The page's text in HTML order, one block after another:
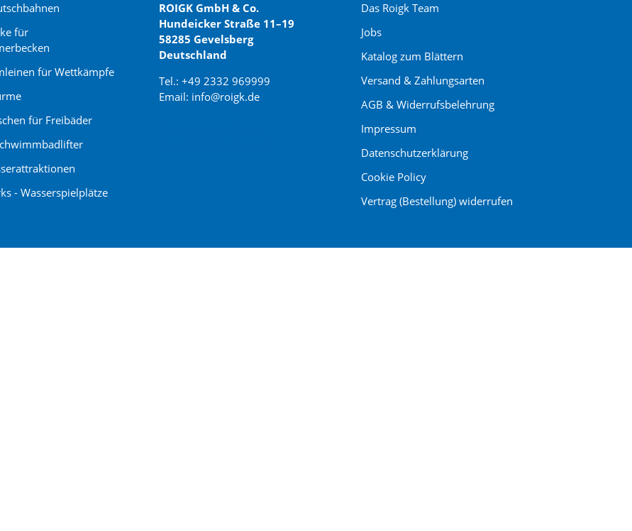
für
für Wettkämpfe
für Freibäder
- Wasserspielplätze
ROIGK GmbH & Co.
Hundeicker Straße 11–19
58285 Gevelsberg
Deutschland
Tel.: +49 2332 969999
Email: info@roigk.de
Das Roigk Team
Jobs
Katalog zum Blättern
Versand & Zahlungsarten
AGB & Widerrufsbelehrung
Impressum
Datenschutzerklärung
Cookie Policy
Vertrag (Bestellung) widerrufen